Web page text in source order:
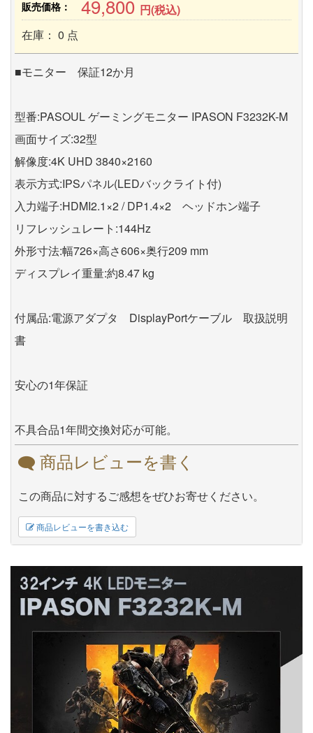
販売価格： 49,800 円(税込)
在庫： 0 点
■モニター 保証12か月
型番:PASOUL ゲーミングモニター IPASON F3232K-M
画面サイズ:32型
解像度:4K UHD 3840×2160
表示方式:IPSパネル(LEDバックライト付)
入力端子:HDMI2.1×2 / DP1.4×2 ヘッドホン端子
リフレッシュレート:144Hz
外形寸法:幅726×高さ606×奥行209 mm
ディスプレイ重量:約8.47 kg
付属品:電源アダプタ DisplayPortケーブル 取扱説明
書
安心の1年保証
不具合品1年間交換対応が可能。
商品レビューを書く
この商品に対するご感想をぜひお寄せください。
商品レビューを書き込む